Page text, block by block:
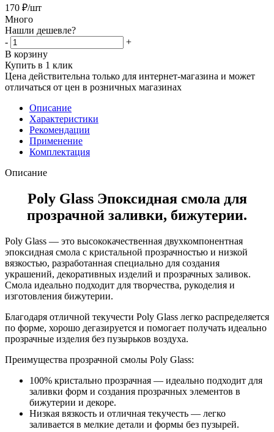
170 ₽/шт
Много
Нашли дешевле?
-
+
В корзину
Купить в 1 клик
Цена действительна только для интернет-магазина и может
отличаться от цен в розничных магазинах
Описание
Характеристики
Рекомендации
Применение
Комплектация
Описание
Poly Glass Эпоксидная смола для
прозрачной заливки, бижутерии.
Poly Glass — это высококачественная двухкомпонентная
эпоксидная смола с кристальной прозрачностью и низкой
вязкостью, разработанная специально для создания
украшений, декоративных изделий и прозрачных заливок.
Смола идеально подходит для творчества, рукоделия и
изготовления бижутерии.
Благодаря отличной текучести Poly Glass легко распределяется
по форме, хорошо дегазируется и помогает получать идеально
прозрачные изделия без пузырьков воздуха.
Преимущества прозрачной смолы Poly Glass:
100% кристально прозрачная — идеально подходит для
заливки форм и создания прозрачных элементов в
бижутерии и декоре.
Низкая вязкость и отличная текучесть — легко
заливается в мелкие детали и формы без пузырей.